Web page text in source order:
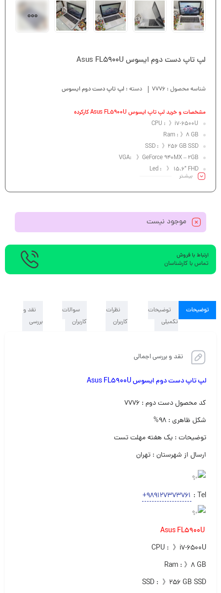
لپ تاپ دست دوم ایسوس Asus FL5900U
شناسه محصول : 7776 دسته : لپ تاپ دست دوم ایسوس
مشخصات و خرید لپ تاپ ایسوس Asus FL5900U کارکرده
CPU : 》i7-6500U
Ram : 》8 GB
SSD : 》256 GB SSD
VGA: 》GeForce 940MX – 2GB
Led : 》 15.6″ FHD
بیشـتر
موجود نیست
ارتباط با فروش
تماس با کارشناسان
توضیحات
توضیحات
تکمیلی
نظرات
کاربران
سوالات
کاربران
نقد و
بررسی
نقد و بررسی اجمالی
لپ تاپ دست دوم ایسوس Asus FL5900U
کد محصول دست دوم : ۷۷۷۶
شکل ظاهری : ۹۸%
توضیحات : یک هفته مهلت تست
ارسال از شهرستان : تهران
Tel :
+989127373761
CPU : 》i7-6500U
Ram : 》۸ GB
SSD : 》۲۵۶ GB SSD